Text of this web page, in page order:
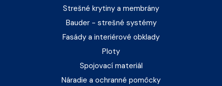
Strešné krytiny a membrány
Bauder - strešné systémy
Fasády a interiérové obklady
Ploty
Spojovací materiál
Náradie a ochranné pomôcky